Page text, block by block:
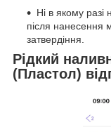
Ні в якому
після нанесення
затвердіння.
Рідкий
(Пластол)